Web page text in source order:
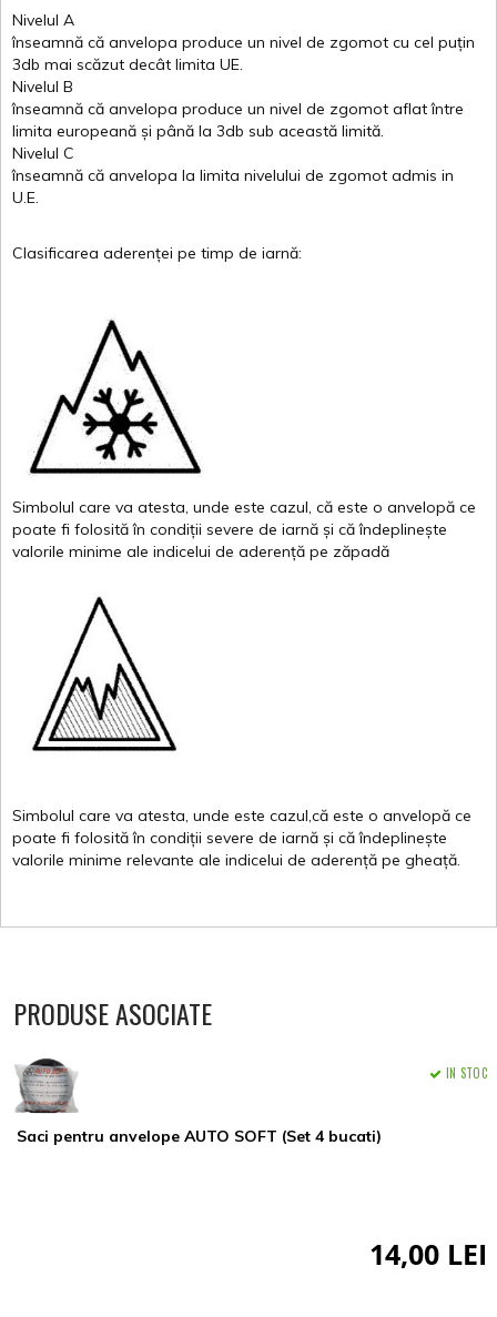
Nivelul A
înseamnă că anvelopa produce un nivel de zgomot cu cel puțin
3db mai scăzut decât limita UE.
Nivelul B
înseamnă că anvelopa produce un nivel de zgomot aflat între
limita europeană și până la 3db sub această limită.
Nivelul C
înseamnă că anvelopa la limita nivelului de zgomot admis in
U.E.
Clasificarea aderenței pe timp de iarnă:
Simbolul care va atesta, unde este cazul, că este o anvelopă ce
poate fi folosită în condiții severe de iarnă și că îndeplinește
valorile minime ale indicelui de aderență pe zăpadă
Simbolul care va atesta, unde este cazul,că este o anvelopă ce
poate fi folosită în condiții severe de iarnă și că îndeplinește
valorile minime relevante ale indicelui de aderență pe gheață.
PRODUSE ASOCIATE
Saci pentru anvelope AUTO SOFT (Set 4 bucati)
IN STOC
14,00 LEI